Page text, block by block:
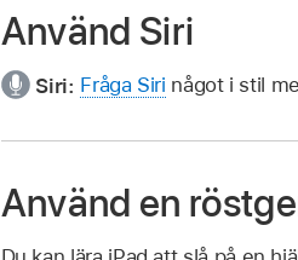
Använd Siri
Siri: Fråga Siri något i stil
Använd en